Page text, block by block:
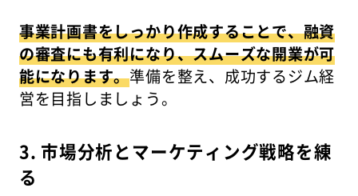
事業計画書をしっかり作成することで、融資
の審査にも有利になり、スムーズな開業が可
能になります。準備を整え、成功するジム経
営を目指しましょう。
3. 市場分析とマーケティング戦略を練
る